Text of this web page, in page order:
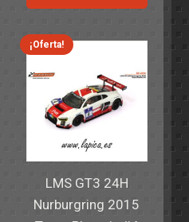
era:
77,60€.
es:
64,95€.
¡Oferta!
LMS GT3 24H
Nurburgring 2015